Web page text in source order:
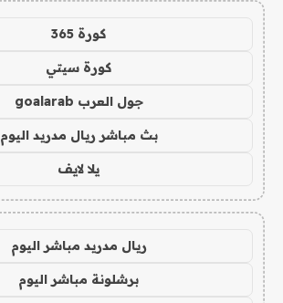
كورة 365
كورة سيتي
جول العرب goalarab
بث مباشر ريال مدريد اليوم
يلا لايف
ريال مدريد مباشر اليوم
برشلونة مباشر اليوم